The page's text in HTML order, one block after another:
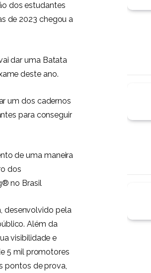
dos estudantes
de 2023 chegou a
dar uma Batata
deste ano.
um dos cadernos
para conseguir
de uma maneira
dos
no Brasil
desenvolvido pela
Além da
visibilidade e
5 mil promotores
pontos de prova,